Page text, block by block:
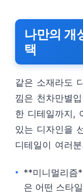
나만의 개
택
같은 소재라도
낌은 천차만별
한 디테일까지,
있는 디자인을
디테일이 여러
**미니멀리즘
은 어떤 스타